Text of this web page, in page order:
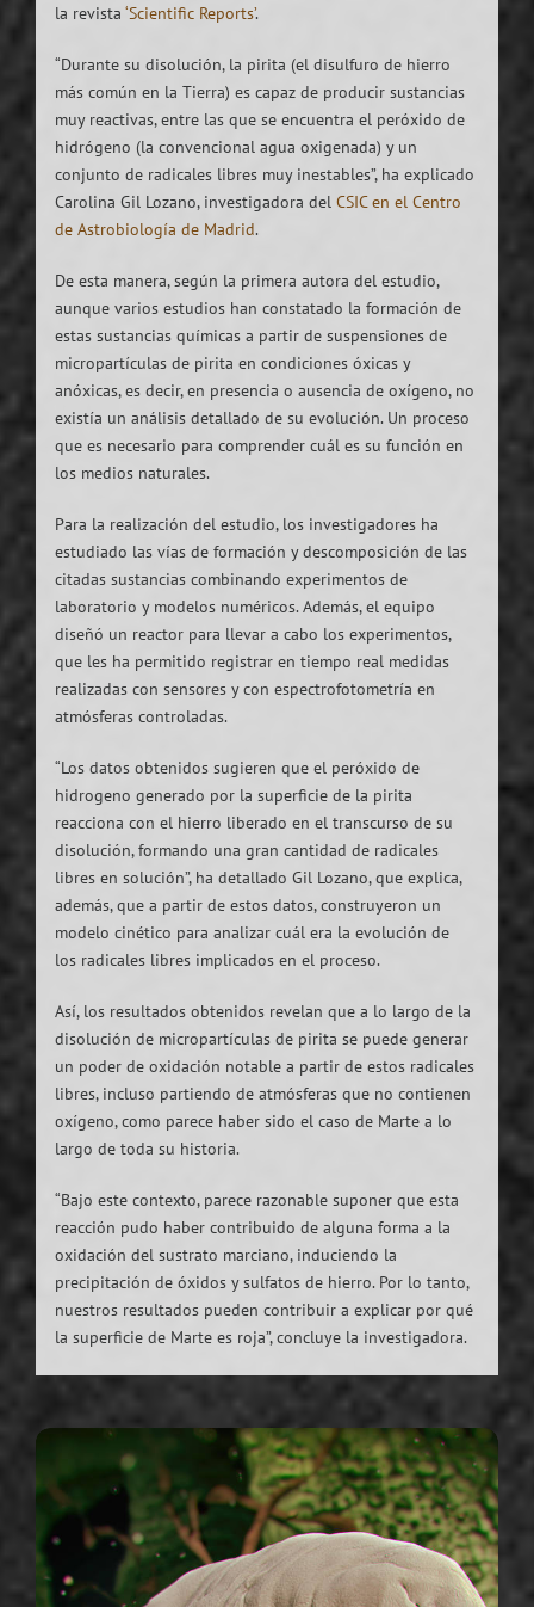
la revista ‘Scientific Reports’.
“Durante su disolución, la pirita (el disulfuro de hierro
más común en la Tierra) es capaz de producir sustancias
muy reactivas, entre las que se encuentra el peróxido de
hidrógeno (la convencional agua oxigenada) y un
conjunto de radicales libres muy inestables”, ha explicado
Carolina Gil Lozano, investigadora del CSIC en el Centro
de Astrobiología de Madrid.
De esta manera, según la primera autora del estudio,
aunque varios estudios han constatado la formación de
estas sustancias químicas a partir de suspensiones de
micropartículas de pirita en condiciones óxicas y
anóxicas, es decir, en presencia o ausencia de oxígeno, no
existía un análisis detallado de su evolución. Un proceso
que es necesario para comprender cuál es su función en
los medios naturales.
Para la realización del estudio, los investigadores ha
estudiado las vías de formación y descomposición de las
citadas sustancias combinando experimentos de
laboratorio y modelos numéricos. Además, el equipo
diseñó un reactor para llevar a cabo los experimentos,
que les ha permitido registrar en tiempo real medidas
realizadas con sensores y con espectrofotometría en
atmósferas controladas.
“Los datos obtenidos sugieren que el peróxido de
hidrogeno generado por la superficie de la pirita
reacciona con el hierro liberado en el transcurso de su
disolución, formando una gran cantidad de radicales
libres en solución”, ha detallado Gil Lozano, que explica,
además, que a partir de estos datos, construyeron un
modelo cinético para analizar cuál era la evolución de
los radicales libres implicados en el proceso.
Así, los resultados obtenidos revelan que a lo largo de la
disolución de micropartículas de pirita se puede generar
un poder de oxidación notable a partir de estos radicales
libres, incluso partiendo de atmósferas que no contienen
oxígeno, como parece haber sido el caso de Marte a lo
largo de toda su historia.
“Bajo este contexto, parece razonable suponer que esta
reacción pudo haber contribuido de alguna forma a la
oxidación del sustrato marciano, induciendo la
precipitación de óxidos y sulfatos de hierro. Por lo tanto,
nuestros resultados pueden contribuir a explicar por qué
la superficie de Marte es roja”, concluye la investigadora.